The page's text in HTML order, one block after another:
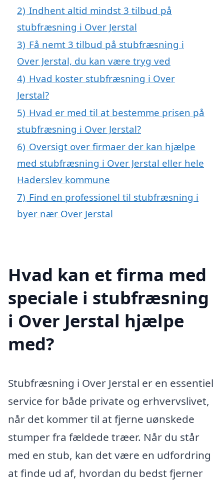
2) Indhent altid mindst 3 tilbud på
stubfræsning i Over Jerstal
3) Få nemt 3 tilbud på stubfræsning i
Over Jerstal, du kan være tryg ved
4) Hvad koster stubfræsning i Over
Jerstal?
5) Hvad er med til at bestemme prisen på
stubfræsning i Over Jerstal?
6) Oversigt over firmaer der kan hjælpe
med stubfræsning i Over Jerstal eller hele
Haderslev kommune
7) Find en professionel til stubfræsning i
byer nær Over Jerstal
Hvad kan et firma med
speciale i stubfræsning
i Over Jerstal hjælpe
med?
Stubfræsning i Over Jerstal er en essentiel
service for både private og erhvervslivet,
når det kommer til at fjerne uønskede
stumper fra fældede træer. Når du står
med en stub, kan det være en udfordring
at finde ud af, hvordan du bedst fjerner